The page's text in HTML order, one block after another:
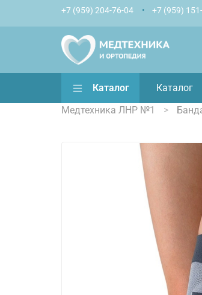
+7 (959) 204-76-04 +7 (959)
Каталог Каталог
Медтехника ЛНР №1